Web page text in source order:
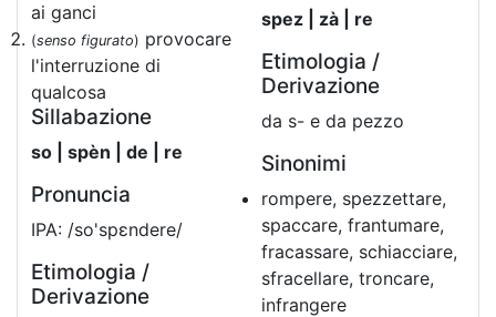
ai ganci
(senso figurato) provocare
l'interruzione di
qualcosa
Sillabazione
so | spèn | de | re
Pronuncia
IPA: /so'spɛndere/
Etimologia /
Derivazione
spez | zà | re
Etimologia /
Derivazione
da s- e da pezzo
Sinonimi
rompere, spezzettare,
spaccare, frantumare,
fracassare, schiacciare,
sfracellare, troncare,
infrangere